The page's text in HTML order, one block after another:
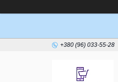
+380 (96) 033-55-28